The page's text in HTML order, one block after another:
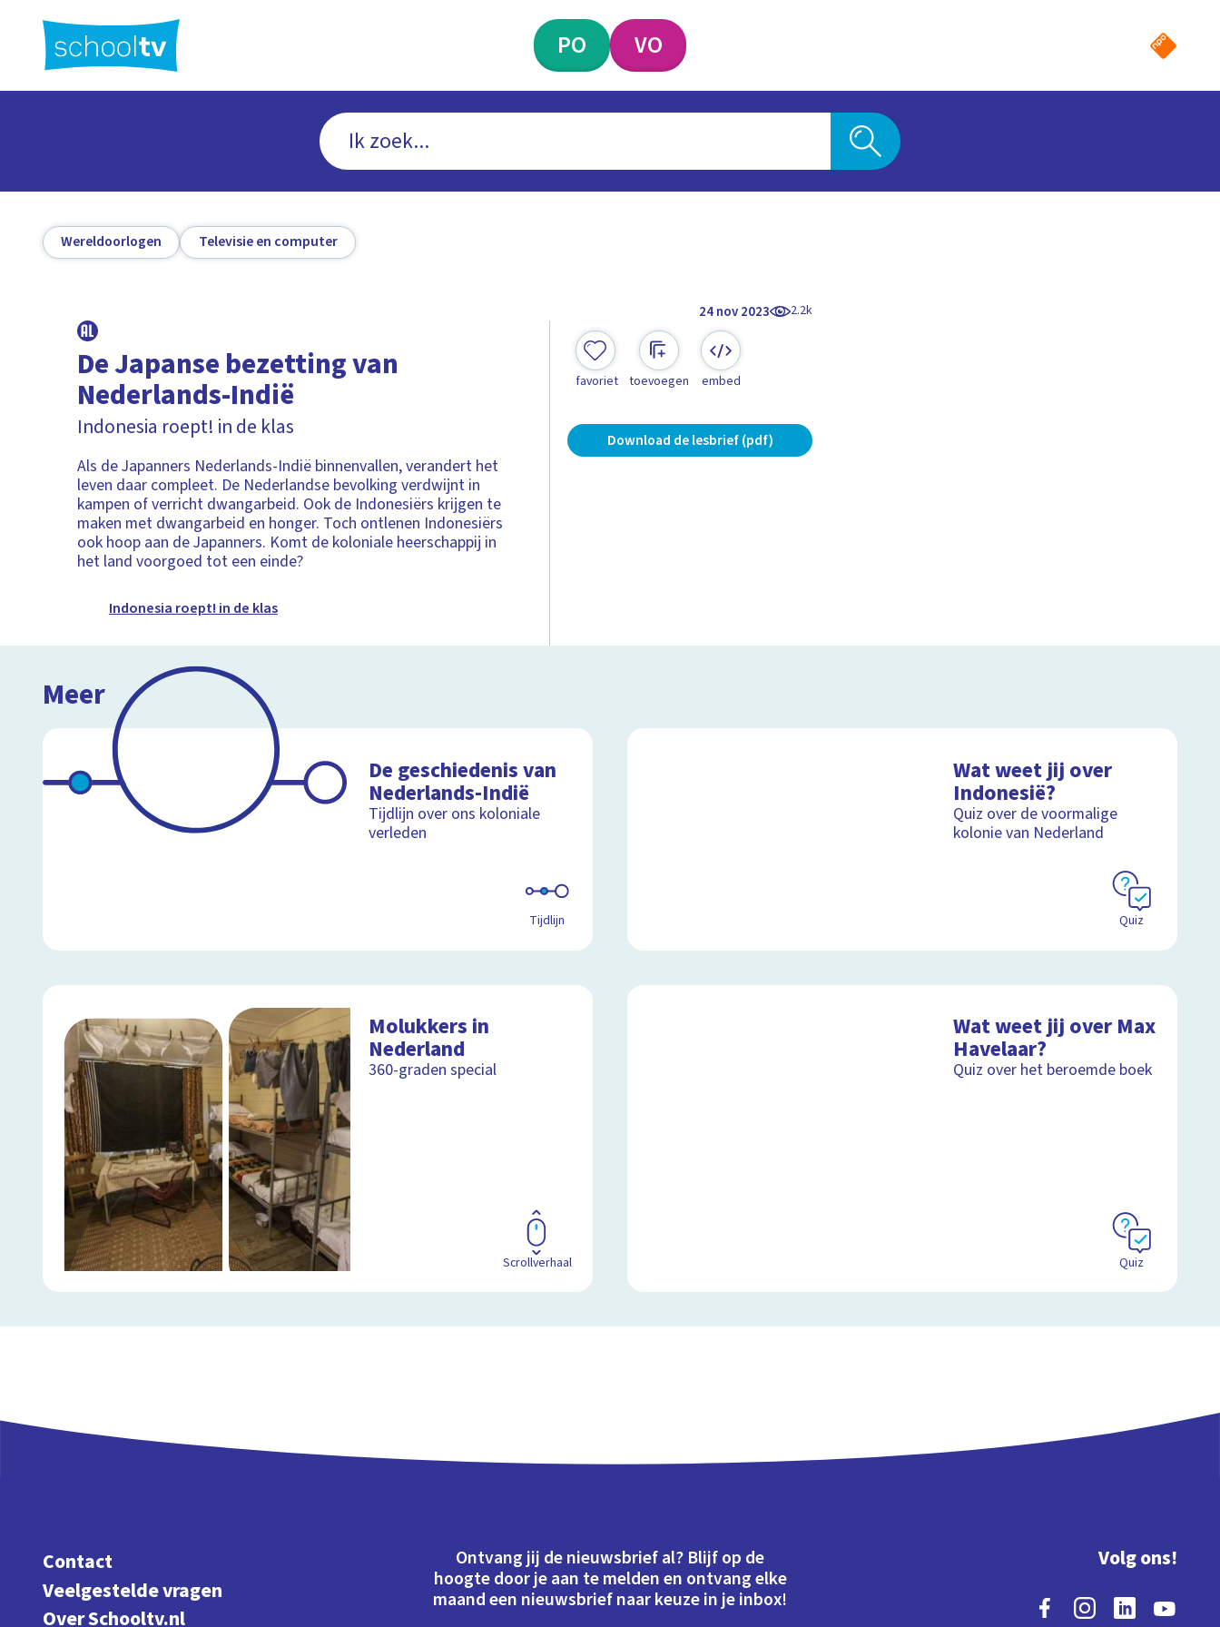
hoofdinhoud
PO VO
Wereldoorlogen Televisie en computer
24 nov 2023 2.2k
De Japanse bezetting van
Nederlands-Indië
Indonesia roept! in de klas
Als de Japanners Nederlands-Indië binnenvallen, verandert het
leven daar compleet. De Nederlandse bevolking verdwijnt in
kampen of verricht dwangarbeid. Ook de Indonesiërs krijgen te
maken met dwangarbeid en honger. Toch ontlenen Indonesiërs
ook hoop aan de Japanners. Komt de koloniale heerschappij in
het land voorgoed tot een einde?
Indonesia roept! in de klas
favoriet toevoegen embed
Download de lesbrief (pdf)
Meer
De geschiedenis van
Nederlands-Indië
Tijdlijn over ons koloniale
verleden
Tijdlijn
Wat weet jij over
Indonesië?
Quiz over de voormalige
kolonie van Nederland
Quiz
Molukkers in
Nederland
360-graden special
Scrollverhaal
Wat weet jij over Max
Havelaar?
Quiz over het beroemde boek
Quiz
Contact
Veelgestelde vragen
Over Schooltv.nl
Ontvang jij de nieuwsbrief al? Blijf op de
hoogte door je aan te melden en ontvang elke
maand een nieuwsbrief naar keuze in je inbox!
Volg ons!